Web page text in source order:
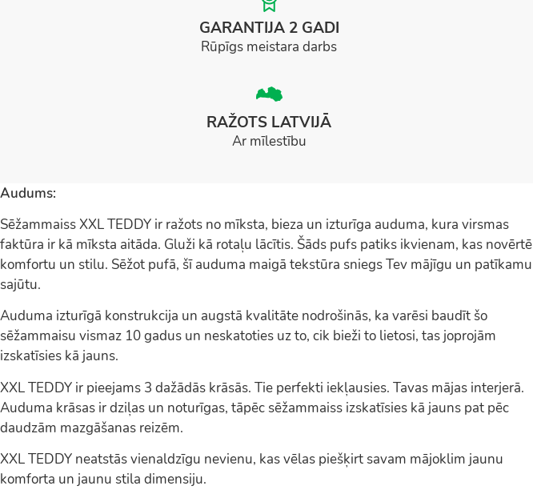
GARANTIJA 2 GADI
Rūpīgs meistara darbs
RAŽOTS LATVIJĀ
Ar mīlestību
Audums:
Sēžammaiss XXL TEDDY ir ražots no mīksta, bieza un izturīga auduma, kura virsmas
faktūra ir kā mīksta aitāda. Gluži kā rotaļu lācītis. Šāds pufs patiks ikvienam, kas novērtē
komfortu un stilu. Sēžot pufā, šī auduma maigā tekstūra sniegs Tev mājīgu un patīkamu
sajūtu.
Auduma izturīgā konstrukcija un augstā kvalitāte nodrošinās, ka varēsi baudīt šo
sēžammaisu vismaz 10 gadus un neskatoties uz to, cik bieži to lietosi, tas joprojām
izskatīsies kā jauns.
XXL TEDDY ir pieejams 3 dažādās krāsās. Tie perfekti iekļausies. Tavas mājas interjerā.
Auduma krāsas ir dziļas un noturīgas, tāpēc sēžammaiss izskatīsies kā jauns pat pēc
daudzām mazgāšanas reizēm.
XXL TEDDY neatstās vienaldzīgu nevienu, kas vēlas piešķirt savam mājoklim jaunu
komforta un jaunu stila dimensiju.